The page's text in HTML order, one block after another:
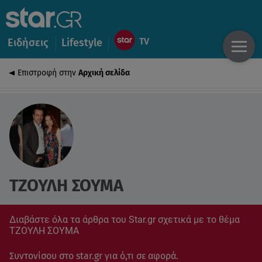
Ειδήσεις Lifestyle
Επιστροφή στην Αρχική σελίδα
ΤΖΟΥΛΗ ΣΟΥΜΑ
Διαβάστε όλα τα άρθρα του Star.gr σχετικά με το θέμα
ΤΖΟΥΛΗ ΣΟΥΜΑ
Συντονίσου στο star.gr για ό,τι σε αφορά.